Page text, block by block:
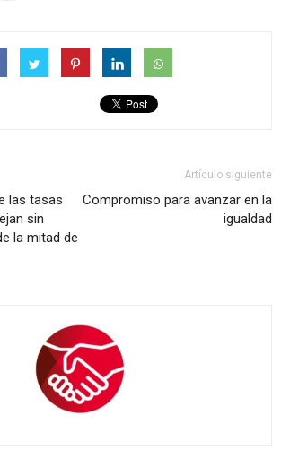
las tasas
sin
la mitad de
Artículo siguiente
Compromiso para avanzar en la
igualdad